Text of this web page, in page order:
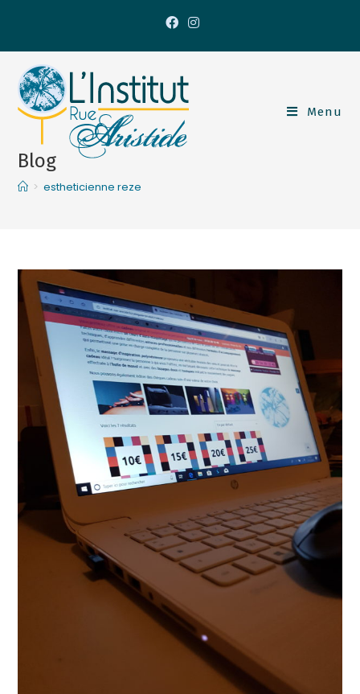
Menu
Blog
> estheticienne reze